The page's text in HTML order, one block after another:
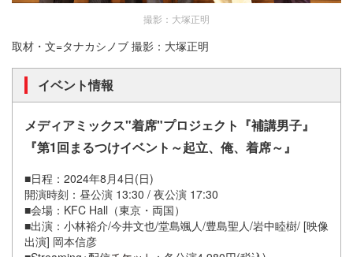
撮影：大塚正明
取材・文=タナカシノブ 撮影：大塚正明
イベント情報
メディアミックス"着席"プロジェクト『補講男子』
『第1回まるつけイベント～起立、俺、着席～』
■日程：2024年8月4日(日)
開演時刻：昼公演 13:30 / 夜公演 17:30
■会場：KFC Hall（東京・両国）
■出演：小林裕介/今井文也/堂島颯人/豊島聖人/岩中睦樹/ [映像
出演] 岡本信彦